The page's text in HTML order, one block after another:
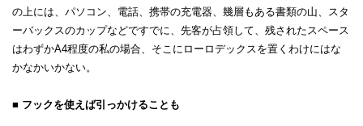
の上には、パソコン、電話、携帯の充電器、幾層もある書類の山、スタ
ーバックスのカップなどですでに、先客が占領して、残されたスペース
はわずかA4程度の私の場合、そこにローロデックスを置くわけにはな
かなかいかない。
■ フックを使えば引っかけることも